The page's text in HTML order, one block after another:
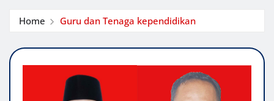
Home Guru dan Tenaga kependidikan